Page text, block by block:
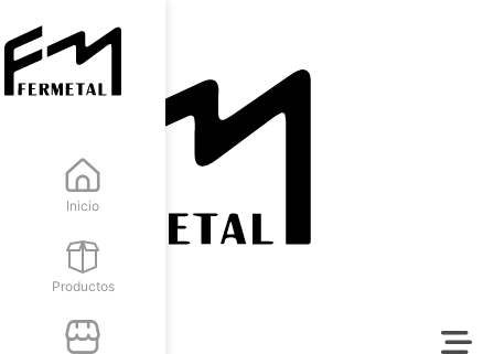
Inicio
Productos